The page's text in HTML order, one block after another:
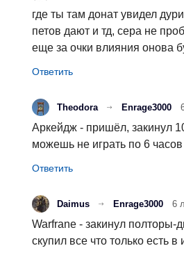
где ты там донат увидел
петов дают и тд, сера не
еще за очки влияния онова
Theodora Enrage3000
Аркейдж - пришёл, закинул
можешь не играть по 6
Daimus Enrage3000 6 л.
Warfrane - закинул полторы-
скупил все что только есть в